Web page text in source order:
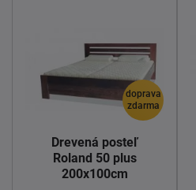
doprava
zdarma
Drevená posteľ
Roland 50 plus
200x100cm